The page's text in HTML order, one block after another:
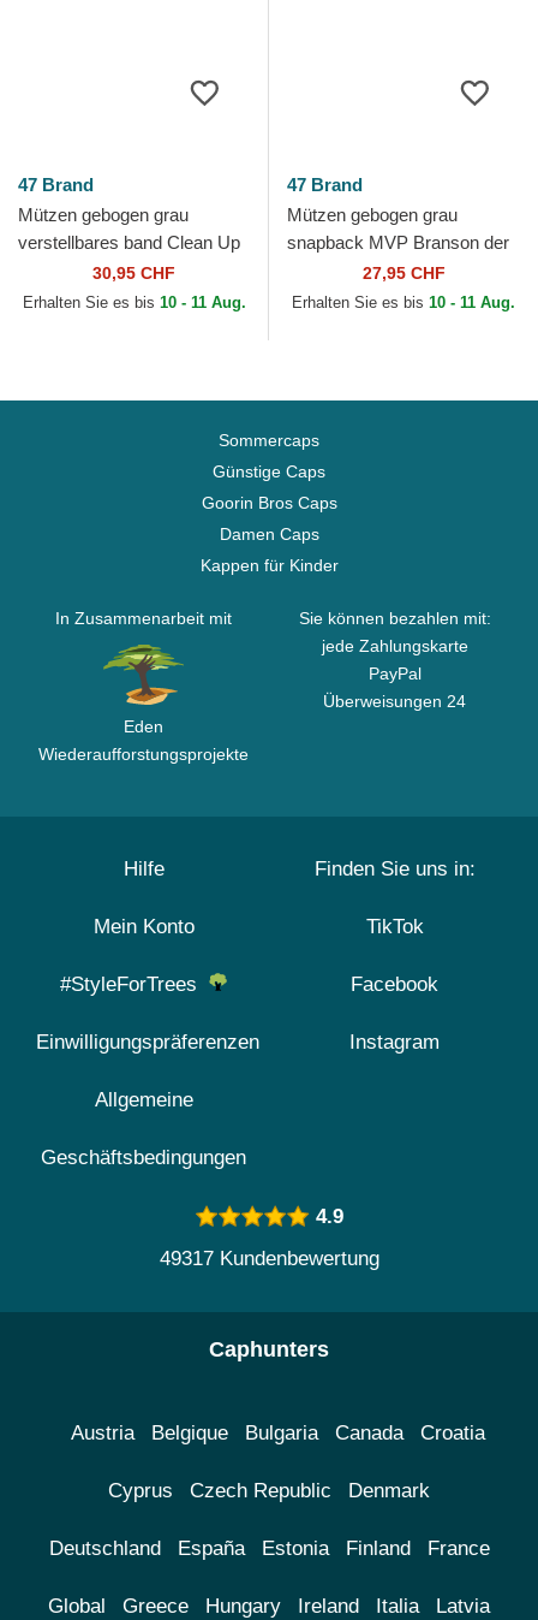
47 Brand
Mützen gebogen grau
verstellbares band Clean Up
No Loop Label der New York
Yankees MLB von 47 Brand
30,95 CHF
Erhalten Sie es bis 10 - 11 Aug.
47 Brand
Mützen gebogen grau
snapback MVP Branson der
New York Yankees MLB von
47 Brand
27,95 CHF
Erhalten Sie es bis 10 - 11 Aug.
Sommercaps
Günstige Caps
Goorin Bros Caps
Damen Caps
Kappen für Kinder
In Zusammenarbeit mit
Eden
Wiederaufforstungsprojekte
Sie können bezahlen mit:
jede Zahlungskarte
PayPal
Überweisungen 24
Hilfe
Mein Konto
#StyleForTrees
Einwilligungspräferenzen
Allgemeine
Geschäftsbedingungen
Finden Sie uns in:
TikTok
Facebook
Instagram
4.9
49317 Kundenbewertung
Caphunters
Austria Belgique Bulgaria Canada Croatia
Cyprus Czech Republic Denmark
Deutschland España Estonia Finland France
Global Greece Hungary Ireland Italia Latvia